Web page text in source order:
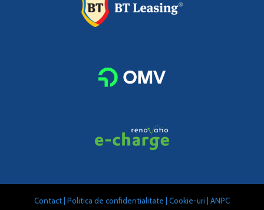
Contact Politica de confidentialitate Cookie-uri ANPC